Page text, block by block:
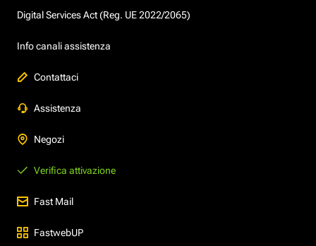
Digital Services Act (Reg. UE 2022/2065)
Info canali assistenza
Contattaci
Assistenza
Negozi
Verifica attivazione
Fast Mail
FastwebUP